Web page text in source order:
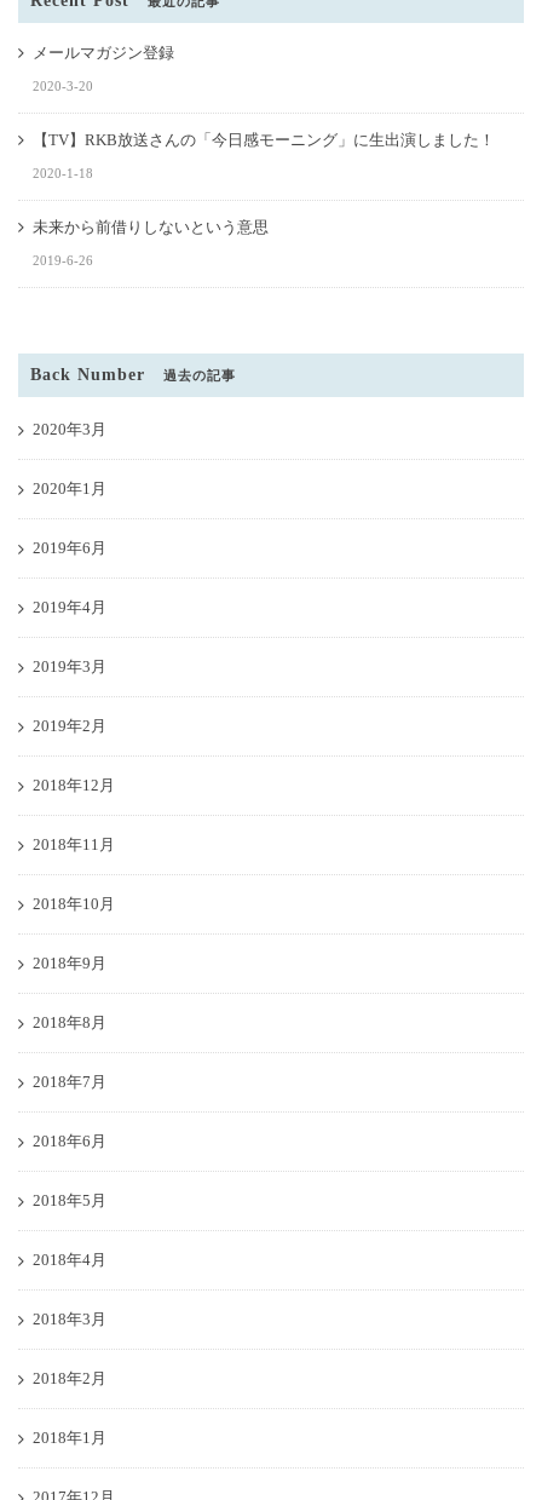
メールマガジン登録
2020-3-20
【TV】RKB放送さんの「今日感モーニング」に生出演しました！
2020-1-18
未来から前借りしないという意思
2019-6-26
Back Number 過去の記事
2020年3月
2020年1月
2019年6月
2019年4月
2019年3月
2019年2月
2018年12月
2018年11月
2018年10月
2018年9月
2018年8月
2018年7月
2018年6月
2018年5月
2018年4月
2018年3月
2018年2月
2018年1月